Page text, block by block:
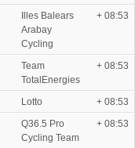
Illes Balears
Arabay
Cycling
+ 08:53
Team
TotalEnergies
+ 08:53
Lotto
+ 08:53
Q36.5 Pro
Cycling Team
+ 08:53